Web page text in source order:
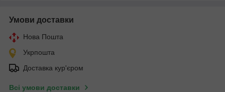
Умови доставки
Нова Пошта
Укрпошта
Доставка кур'єром
Всі умови доставки